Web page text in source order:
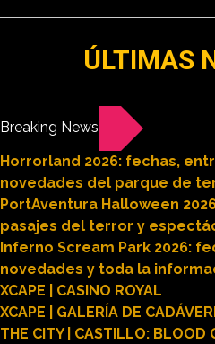
ÚLTIMAS
Breaking News
Horrorland 2026: fechas,
novedades del parque de
PortAventura Halloween
pasajes del terror y
Inferno Scream Park 2026:
novedades y toda la
XCAPE | CASINO ROYAL
XCAPE | GALERÍA DE
THE CITY | CASTILLO: BLOOD